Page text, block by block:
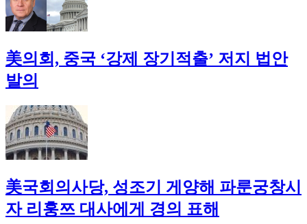
美의회, 중국 ‘강제 장기적출’ 저지 법안
발의
美국회의사당, 성조기 게양해 파룬궁창시
자 리훙쯔 대사에게 경의 표해